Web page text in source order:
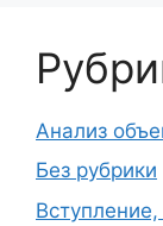
Анализ
Без рубрики